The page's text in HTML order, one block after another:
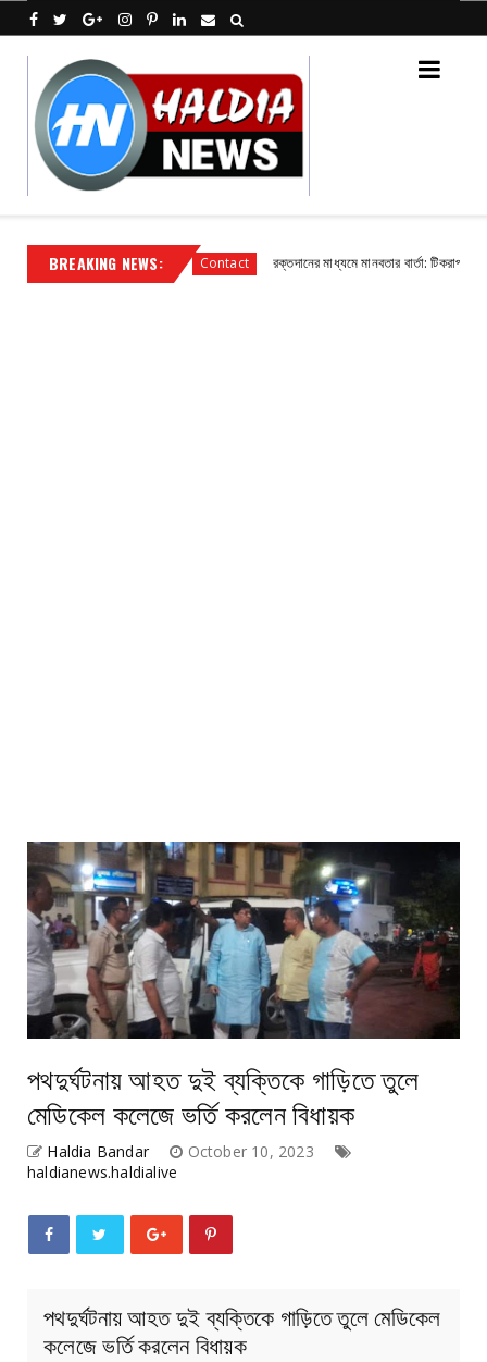
BREAKING NEWS:
শান্তনু প্রামানিক Contact রক্তদানের মাধ্যমে মানবতার বার্তা: টিকরাপাড়া রেনবো
পথদুর্ঘটনায় আহত দুই ব্যক্তিকে গাড়িতে তুলে
মেডিকেল কলেজে ভর্তি করলেন বিধায়ক
Haldia Bandar
October 10, 2023
haldianews.haldialive
পথদুর্ঘটনায় আহত দুই ব্যক্তিকে গাড়িতে তুলে মেডিকেল
কলেজে ভর্তি করলেন বিধায়ক